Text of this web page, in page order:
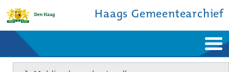
Haags Gemeentearchief
Home
Nieuws